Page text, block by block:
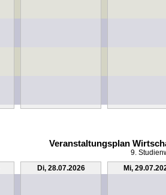
Veranstaltungsplan
9.
Di, 28.07.2026
Mi,